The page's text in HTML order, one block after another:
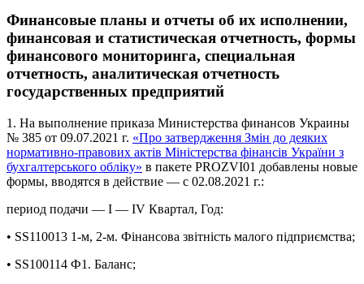
Финансовые планы и отчеты об их исполнении,
финансовая и статистическая отчетность, формы
финансового мониторинга, специальная
отчетность, аналитическая отчетность
государственных предприятий
1. На выполнение приказа Министерства финансов Украины
№ 385 от 09.07.2021 г. «Про затвердження Змін до деяких
нормативно-правових актів Міністерства фінансів України з
бухгалтерського обліку» в пакете PROZVI01 добавлены новые
формы, вводятся в действие — с 02.08.2021 г.:
период подачи — І — ІV Квартал, Год:
• SS110013 1-м, 2-м. Фінансова звітність малого підприємства;
• SS100114 Ф1. Баланс;